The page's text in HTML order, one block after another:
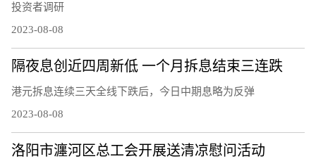
投资者调研
2023-08-08
隔夜息创近四周新低 一个月拆息结束三连跌
港元拆息连续三天全线下跌后，今日中期息略为反弹
2023-08-08
洛阳市瀍河区总工会开展送清凉慰问活动